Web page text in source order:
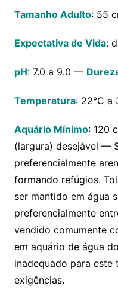
Tamanho Adulto: 55
Expectativa de Vida:
pH: 7.0 a 9.0 —
Temperatura: 22°C a
Aquário Mínimo: 120
(largura) desejável —
preferencialmente
formando refúgios.
ser mantido em água
preferencialmente
vendido comumente
em aquário de água
inadequado para
exigências.